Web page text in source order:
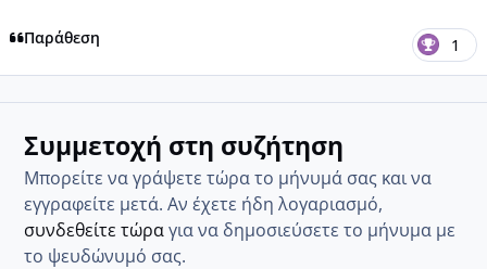
Παράθεση 1
Συμμετοχή στη συζήτηση
Μπορείτε να γράψετε τώρα το μήνυμά σας και να
εγγραφείτε μετά. Αν έχετε ήδη λογαριασμό,
συνδεθείτε τώραγια να δημοσιεύσετε το μήνυμα με
το ψευδώνυμό σας.